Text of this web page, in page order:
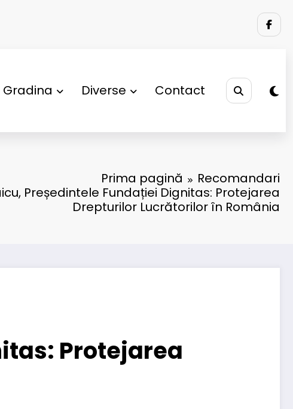
Gradina Diverse Contact
Prima pagină
Recomandari
Președintele Fundației Dignitas: Protejarea
Drepturilor Lucrătorilor în România
Protejarea